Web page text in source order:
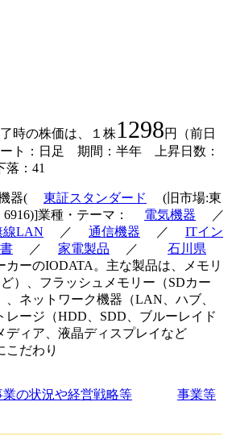
時の株価は、１株1298円（前日
ート：日足 期間：半年 上昇日数：
：41
器( 東証スタンダード
(旧市場:東
業種・テーマ：
電気機器
／
線LAN ／ 通信機器 ／
ITイン
／ 家電製品 ／
石川県
カーのIODATA。主な製品は、メモリ
）、フラッシュメモリー（SDカー
、ネットワーク機器（LAN、ハブ、
レージ（HDD、SDD、ブルーレイド
ディア、液晶ディスプレイなど
こだわり
業の状況や経営戦略等
事業等